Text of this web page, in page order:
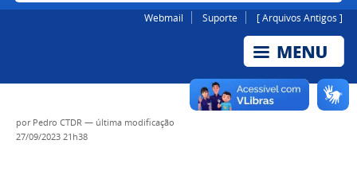
Webmail Suporte [ Arquivos Antigos ]
por Pedro CTDR — última modificação
27/09/2023 21h38